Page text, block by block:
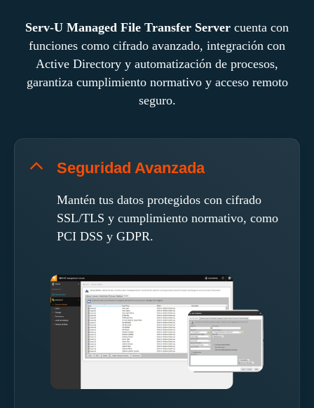
Serv-U Managed File Transfer Server cuenta con
funciones como cifrado avanzado, integración con
Active Directory y automatización de procesos,
garantiza cumplimiento normativo y acceso remoto
seguro.
Seguridad Avanzada
Mantén tus datos protegidos con cifrado
SSL/TLS y cumplimiento normativo, como
PCI DSS y GDPR.